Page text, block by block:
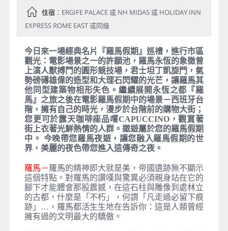
住宿：ERGIFE PALACE 或 NH MIDAS 或 HOLIDAY INN
EXPRESS ROME EAST 或同級
今日來一場經典名片『羅馬假期』巡禮，進行市區
觀光：電影場景之一的許願池，羅馬永恆的象徵曾
上演人獸搏鬥的圓形競技場，君士坦丁凱旋門，氣
勢磅礡雄偉的造型和大理石閃耀的光芒，讓羅馬其
他同型建築物相形失色。繼續展開永恆之都『羅
馬』之旅之後在電影羅馬假期中的場景－西班牙台
階，擁有自己的時光，漫步於台階前的購物大街；
您更可於露天咖啡座品嚐CAPUCCINO，觀賞著
街上衣著光鮮熱情的人群。遨遊屬於您的羅馬假期
中。 今晚帶您羅馬夜遊，讓您融入羅馬假期的世
界，美麗的夜色帶您進入這傳奇之夜。
羅馬－羅馬的精神即大就是美，帝國遺跡無不顯示
這個特點。對羅馬的讚嘆與驚異必須親身站在它的
腳下才能體會那股震撼，在這石柱與雕像到處林立
的古都，什麼是「不朽」，何謂「凡走過必留下痕
跡」…，羅馬都活生生地在告訴你：這是人類曾經
擁有過的文明最大的驕傲。